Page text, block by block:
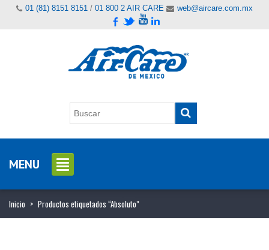
01 (81) 8151 8151 / 01 800 2 AIR CARE web@aircare.com.mx
MENU
Inicio > Productos etiquetados “Absoluto”